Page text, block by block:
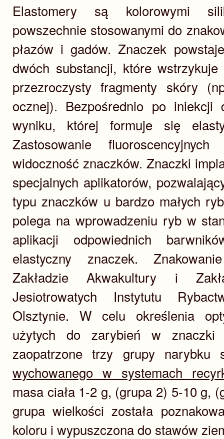
Elastomery są kolorowymi
powszechnie stosowanymi do
płazów i gadów. Znaczek
dwóch substancji, które
przezroczysty fragmenty skóry
ocznej). Bezpośrednio po
wyniku, której formuje się
Zastosowanie
widoczność znaczków. Znaczki
specjalnych aplikatorów,
typu znaczków u bardzo małych
polega na wprowadzeniu ryb w
aplikacji odpowiednich
elastyczny znaczek.
Zakładzie Akwakultury i
Jesiotrowatych Instytutu
Olsztynie. W celu określenia
użytych do zarybień w znaczki
zaopatrzone trzy grupy narybku
wychowanego w systemach
masa ciała 1-2 g, (grupa 2) 5-10 g,
grupa wielkości została
koloru i wypuszczona do stawów